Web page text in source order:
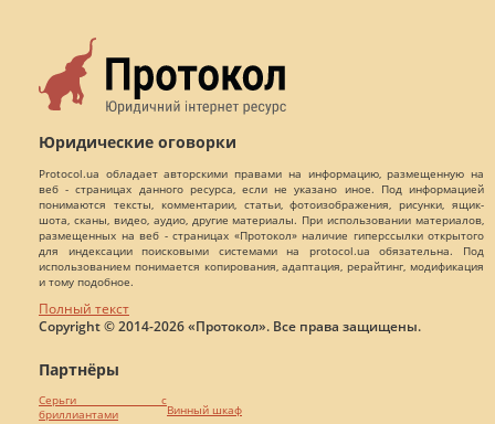
Юридические оговорки
Protocol.ua обладает авторскими правами на информацию, размещенную на
веб - страницах данного ресурса, если не указано иное. Под информацией
понимаются тексты, комментарии, статьи, фотоизображения, рисунки, ящик-
шота, сканы, видео, аудио, другие материалы. При использовании материалов,
размещенных на веб - страницах «Протокол» наличие гиперссылки открытого
для индексации поисковыми системами на protocol.ua обязательна. Под
использованием понимается копирования, адаптация, рерайтинг, модификация
и тому подобное.
Полный текст
Copyright © 2014-2026 «Протокол». Все права защищены.
Партнёры
Серьги с
бриллиантами
Винный шкаф